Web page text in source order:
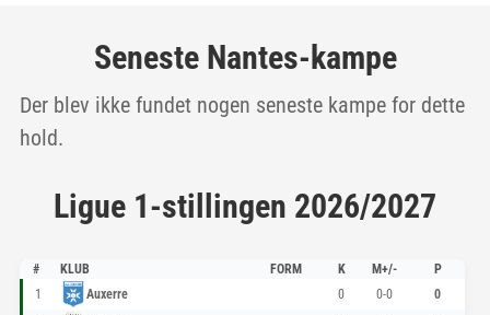
Seneste Nantes-kampe
Der blev ikke fundet nogen seneste kampe for dette
hold.
Ligue 1-stillingen 2026/2027
# KLUB FORM K M+/-
P
1
Auxerre 0 0-0
0